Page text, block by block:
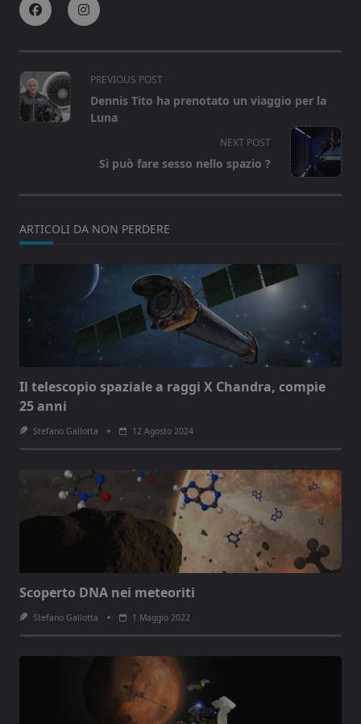
<span
class="nav-
subtitle
text">Page</span>
PREVIOUS POST
Dennis Tito ha prenotato un viaggio per la
Luna
NEXT POST
Si può fare sesso nello spazio ?
ARTICOLI DA NON PERDERE
Il telescopio spaziale a raggi X Chandra, compie
25 anni
Stefano Gallotta 12 Agosto 2024
Scoperto DNA nei meteoriti
Stefano Gallotta 1 Maggio 2022